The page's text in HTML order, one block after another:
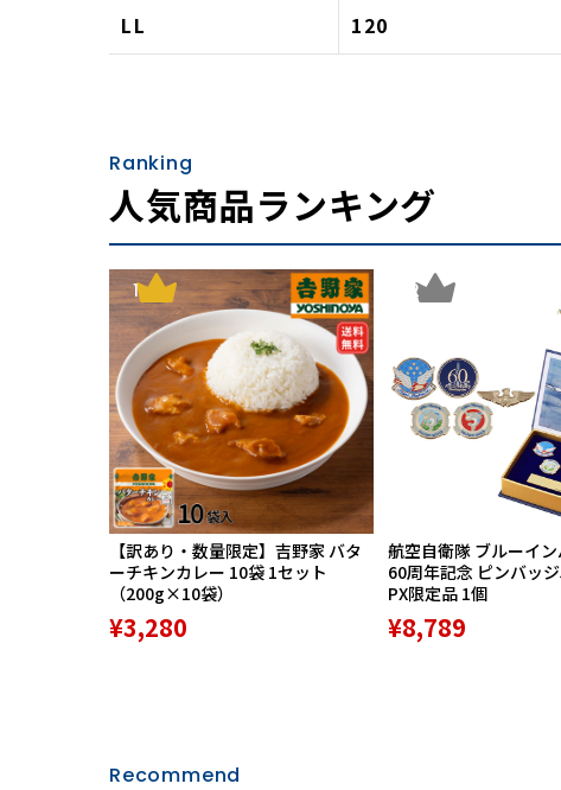
LL
120
Ranking
人気商品ランキング
1
【訳あり・数量限定】吉野家 バタ
ーチキンカレー 10袋 1セット
（200g×10袋）
¥3,280
2
航空自衛隊 ブルーイ
60周年記念 ピンバッ
PX限定品 1個
¥8,789
Recommend